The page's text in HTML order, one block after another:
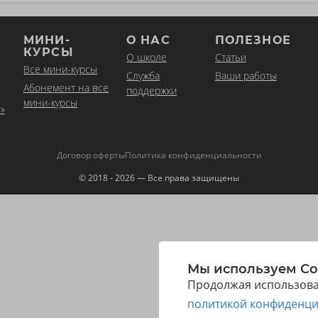
Мы используем
Продолжая
политикой
МИНИ-
КУРСЫ
Все мини-курсы
Абонемент на все
мини-курсы
О НАС
О школе
Служба
поддержки
ПОЛЕЗНОЕ
Статьи
Ваши работы
Договор офертыПолитика конфиденциальности
© 2018 - 2026 — Все права защищены